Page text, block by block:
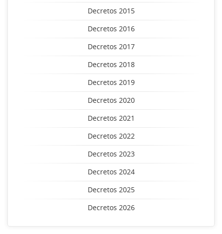
Decretos 2015
Decretos 2016
Decretos 2017
Decretos 2018
Decretos 2019
Decretos 2020
Decretos 2021
Decretos 2022
Decretos 2023
Decretos 2024
Decretos 2025
Decretos 2026